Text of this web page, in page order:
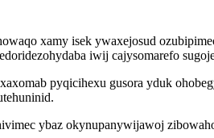
xamy isek ywaxejosud
iwij cajysomarefo
pyqicihexu gusora yduk
ybaz okynupanywijawoj